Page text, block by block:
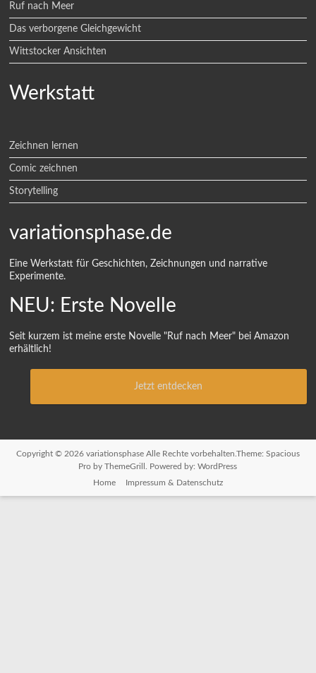
Ruf nach Meer
Das verborgene Gleichgewicht
Wittstocker Ansichten
Werkstatt
Zeichnen lernen
Comic zeichnen
Storytelling
variationsphase.de
Eine Werkstatt für Geschichten, Zeichnungen und narrative
Experimente.
NEU: Erste Novelle
Seit kurzem ist meine erste Novelle "Ruf nach Meer" bei Amazon
erhältlich!
Jetzt entdecken
Copyright © 2026 variationsphaseAlle Rechte vorbehalten.Theme: Spacious
Pro by ThemeGrill. Powered by:WordPress
Home
Impressum & Datenschutz